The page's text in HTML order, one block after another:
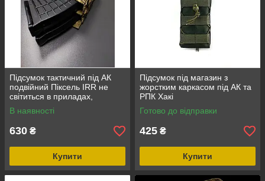
Підсумок тактичний під АК
подвійний Піксель IRR не
світиться в приладах,
кріпиться на блисколі Cordura
поліамід
В наявності
630 ₴
Купити
Підсумок під магазин з
жорстким каркасом під АК та
РПК Хакі
Готово до відправки
425 ₴
Купити